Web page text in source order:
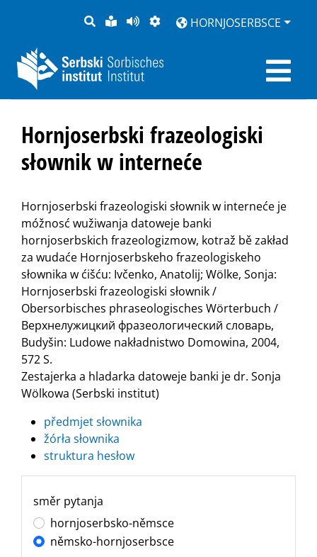
PYTANJE
LOCHKA
RĚČ
STRONU
PŘEDČITAĆ
ZWOBRAZNJENJE
HORNJOSERBSCE
Hornjoserbski frazeologiski
słownik w interneće
Hornjoserbski frazeologiski słownik w interneće je
móžnosć wužiwanja datoweje banki
hornjoserbskich frazeologizmow, kotraž bě zakład
za wudaće Hornjoserbskeho frazeologiskeho
słownika w ćišću: Ivčenko, Anatolij; Wölke, Sonja:
Hornjoserbski frazeologiski słownik /
Obersorbisches phraseologisches Wörterbuch /
Верхнелужицкий фразеологический словарь,
Budyšin: Ludowe nakładnistwo Domowina, 2004,
572 S.
Zestajerka a hladarka datoweje banki je dr. Sonja
Wölkowa (Serbski institut)
předmjet słownika
žórła słownika
struktura hesłow
směr pytanja
hornjoserbsko-němsce
němsko-hornjoserbsce